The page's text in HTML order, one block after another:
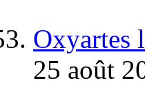
Oxyartes
25 août